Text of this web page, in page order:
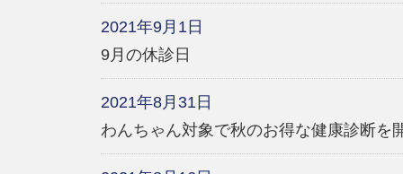
2021年9月1日
9月の休診日
2021年8月31日
わんちゃん対象で秋のお得な健康診断を